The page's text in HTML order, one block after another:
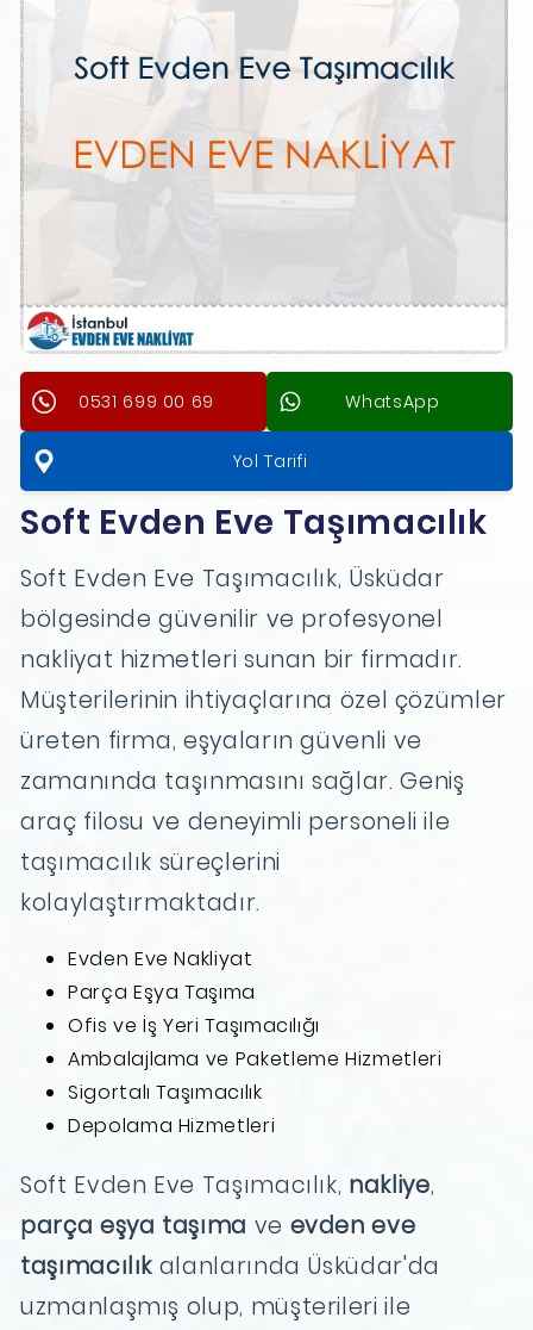
0531 699 00 69 WhatsApp
Yol Tarifi
Soft Evden Eve Taşımacılık
Soft Evden Eve Taşımacılık, Üsküdar
bölgesinde güvenilir ve profesyonel
nakliyat hizmetleri sunan bir firmadır.
Müşterilerinin ihtiyaçlarına özel çözümler
üreten firma, eşyaların güvenli ve
zamanında taşınmasını sağlar. Geniş
araç filosu ve deneyimli personeli ile
taşımacılık süreçlerini
kolaylaştırmaktadır.
Evden Eve Nakliyat
Parça Eşya Taşıma
Ofis ve İş Yeri Taşımacılığı
Ambalajlama ve Paketleme Hizmetleri
Sigortalı Taşımacılık
Depolama Hizmetleri
Soft Evden Eve Taşımacılık, nakliye,
parça eşya taşıma ve evden eve
taşımacılık alanlarında Üsküdar'da
uzmanlaşmış olup, müşterileri ile